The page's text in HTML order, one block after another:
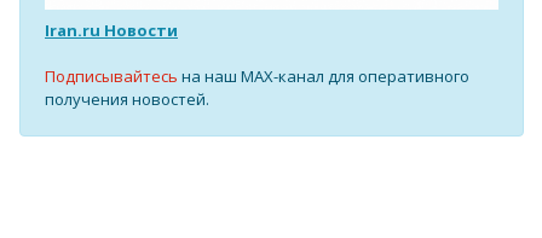
Iran.ru Новости
Подписывайтесь на наш MAX-канал для оперативного
получения новостей.